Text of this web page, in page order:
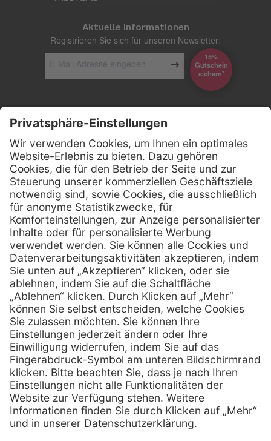
Aktuelle Informationen
Registrieren Sie sich für unseren Newsletter:
15%
Gutschein
*sichern
Kontakt
Firmensitz
Henry Schein Medical GmbH
Alt-Moabit 96 b
D-10559 Berlin
Telefon: 0800 - 888 777 6
Telefax: 0800 - 888 777 8
E-Mail: info @ henryschein-med.de
Services
Fernwartung
Vorteile
Eigenmarke
Leasing
Techn. Service
Kataloge
Hilfe
FAQs
Kontakt
Lob & Kritik
Außendienst
Retoure
E-Rechnung
Zertifikat Rechtliches